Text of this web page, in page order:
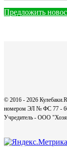
Предложить
© 2016 - 2026
номером ЭЛ № ФС 77 -
Учредитель - ООО